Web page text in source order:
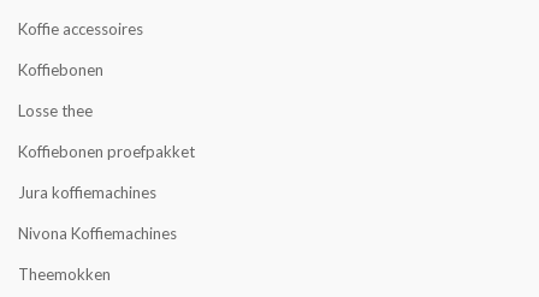
Koffie accessoires
Koffiebonen
Losse thee
Koffiebonen proefpakket
Jura koffiemachines
Nivona Koffiemachines
Theemokken